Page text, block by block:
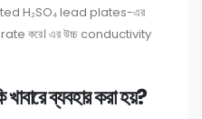
H₂SO₄ lead plates-এর
করে। এর উচ্চ conductivity
ব্যবহার করা হয়?